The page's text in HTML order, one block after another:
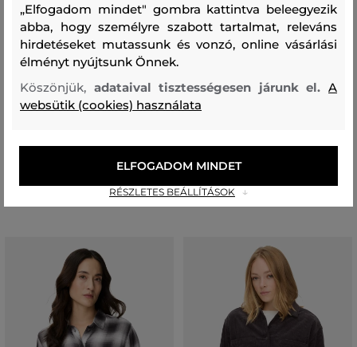
AKCIÓ -50%
ING CAMEL ACTIVE BLOUSE
+1
+1 további
ING CAMEL ACTIVE BLOUSE
+1
Elérhető méretek:
+1 további
„Elfogadom mindet" gombra kattintva beleegyezik
abba, hogy személyre szabott tartalmat, releváns
hirdetéseket mutassunk és vonzó, online vásárlási
élményt nyújtsunk Önnek.
Köszönjük, adataival tisztességesen járunk el.A
websütik (cookies) használata
RÉSZLETES BEÁLLÍTÁSOK
ELFOGADOM MINDET